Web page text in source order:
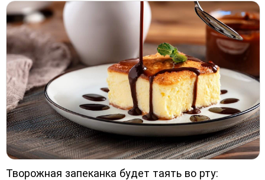
Творожная запеканка будет таять во рту: